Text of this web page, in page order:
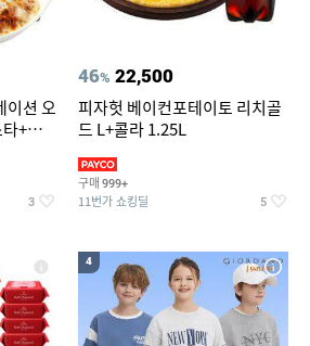
이션 오
+콜
3
46% 22,500
피자헛 베이컨포테이토 리치골
드 L+콜라 1.25L
구매 999+
11번가 쇼킹딜 5
4